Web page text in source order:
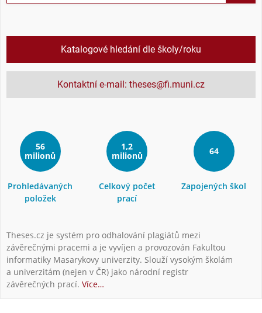
Katalogové hledání dle školy/roku
Kontaktní e-mail: theses@fi.muni.cz
56
milionů
Prohledávaných
položek
1,2
milionů
Celkový počet
prací
64
Zapojených škol
Theses.cz je systém pro odhalování plagiátů mezi
závěrečnými pracemi a je vyvíjen a provozován Fakultou
informatiky Masarykovy univerzity. Slouží vysokým školám
a univerzitám (nejen v ČR) jako národní registr
závěrečných prací. Více…